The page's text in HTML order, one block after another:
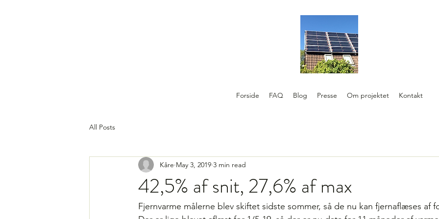
Forside FAQ Blog Presse Om projektet Kontakt
All Posts
42,5% af snit, 27,6% af max
Kåre May 3, 2019 3 min read
Fjernvarme målerne blev skiftet sidste sommer, så de nu kan fjernaflæses af